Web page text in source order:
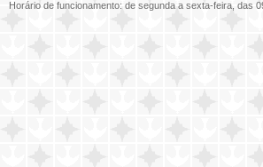
Horário de funcionamento: de segunda a sexta-feira, das